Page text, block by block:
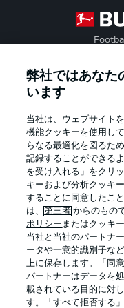
Official Partners
弊社ではあなた
います
当社は、ウェブサイト
機能クッキーを使用し
らなる最適化を図るた
記録することができる
を受け入れる」をクリ
キーおよび分析クッキ
することに同意したこ
は、第三者 からのもの
ポリシー またはクッキ
当社と当社のパートナ
ータや一意的識別子な
上に保存します。「同
パートナーはデータを
載されている目的に対
す。「すべて拒否する